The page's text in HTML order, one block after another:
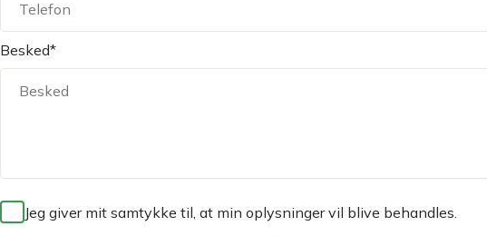
Besked*
Jeg giver mit samtykke til, at min oplysninger vil blive behandles.